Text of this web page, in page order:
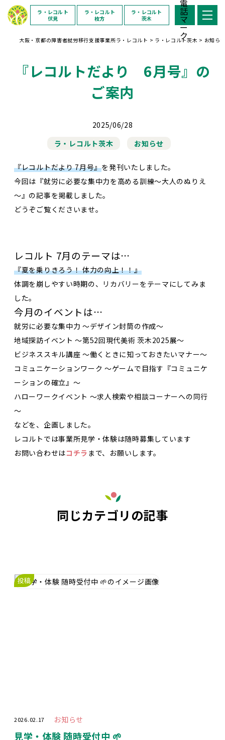
ラ・レコルト
伏見
ラ・レコルト
枚方
ラ・レコルト
茨木
大阪・京都の障害者就労移行支援事業所ラ・レコルト > ラ・レコルト茨木 > お知ら
『レコルトだより 6月号』の
ご案内
2025/06/28
ラ・レコルト茨木
お知らせ
『レコルトだより 7月号』を発刊いたしました。
今回は『就労に必要な集中力を高める訓練～大人のぬりえ
～』の記事を掲載しました。
どうぞご覧くださいませ。
レコルト 7月のテーマは…
『夏を乗りきろう！ 体力の向上！！』
体調を崩しやすい時期の、リカバリーをテーマにしてみま
した。
今月のイベントは…
就労に必要な集中力 ～デザイン封筒の作成～
地域探訪イベント ～第52回現代美術 茨木2025展～
ビジネススキル講座 ～働くときに知っておきたいマナー～
コミュニケーションワーク ～ゲームで目指す『コミュニケ
ーションの確立』～
ハローワークイベント ～求人検索や相談コーナーへの同行
～
などを、企画しました。
レコルトでは事業所見学・体験は随時募集しています
お問い合わせはコチラ まで、お願いします。
同じカテゴリの記事
投稿
2026.02.17 お知らせ
見学・体験 随時受付中 🌱